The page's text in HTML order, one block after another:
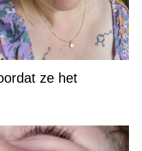
ze het